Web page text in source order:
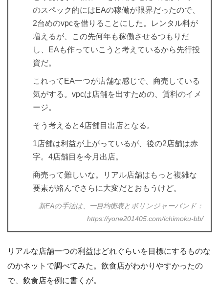
のスペック的にはEAの稼働が限界だったので、
2台めのvpcを借りることにした。レンタル料が
増えるが、この先何年も稼働させるつもりだ
し、EAも作っていこうと考えているから先行投
資だ。
これってEA一つが店舗な感じで、商売している
気がする。vpcは店舗を出すための、賃料のイメ
ージ。
そう考えると4店舗目出店となる。
1店舗は利益が上がっているが、後の2店舗は赤
字。4店舗目を今月出店。
商売って難しいな。リアル店舗はもっと複雑な
要素が絡んでさらに大変だとおもうけど。
新EAの手法は、一目均衡表とボリンジャーバンド：
https://yone201405.com/ichimoku-bb/
リアルな店舗一つの利益はどれぐらいを目標にするものな
のかネットで調べてみた。飲食店がわかりやすかったの
で、飲食店を例に書くが。